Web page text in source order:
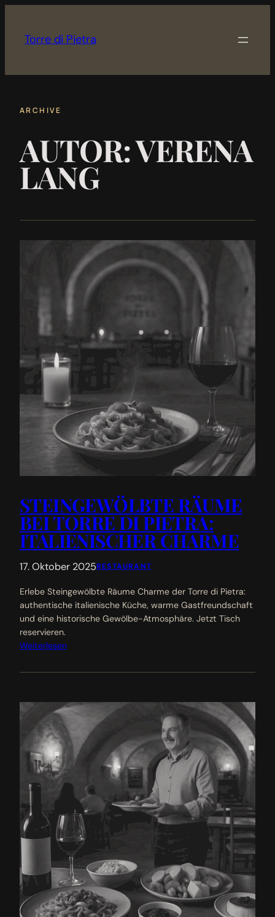
springen
Torre di Pietra
ARCHIVE
AUTOR:VERENA
LANG
STEINGEWÖLBTE RÄUME
BEI TORRE DI PIETRA:
ITALIENISCHER CHARME
17. Oktober 2025RESTAURANT
Erlebe Steingewölbte Räume Charme der Torre di Pietra:
authentische italienische Küche, warme Gastfreundschaft
und eine historische Gewölbe-Atmosphäre. Jetzt Tisch
reservieren.
Weiterlesen